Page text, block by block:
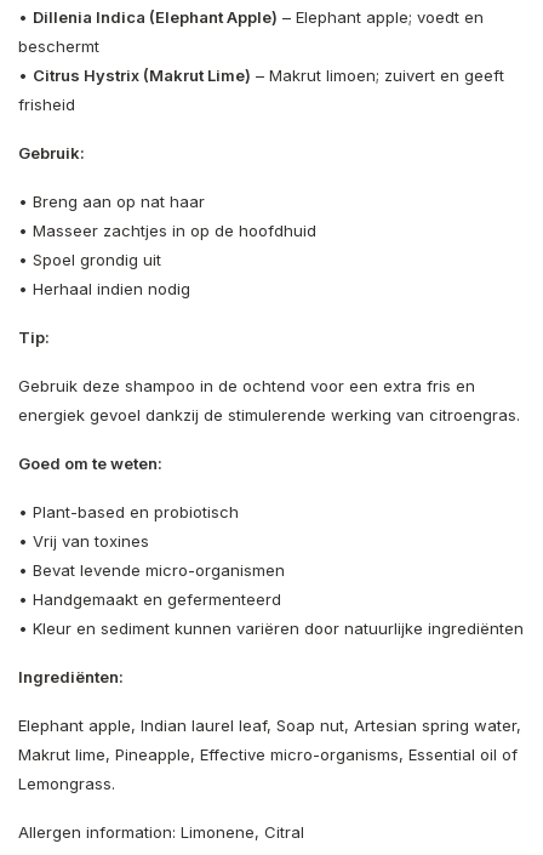
• Dillenia Indica (Elephant Apple) – Elephant apple; voedt en
beschermt
• Citrus Hystrix (Makrut Lime) – Makrut limoen; zuivert en geeft
frisheid
Gebruik:
• Breng aan op nat haar
• Masseer zachtjes in op de hoofdhuid
• Spoel grondig uit
• Herhaal indien nodig
Tip:
Gebruik deze shampoo in de ochtend voor een extra fris en
energiek gevoel dankzij de stimulerende werking van citroengras.
Goed om te weten:
• Plant-based en probiotisch
• Vrij van toxines
• Bevat levende micro-organismen
• Handgemaakt en gefermenteerd
• Kleur en sediment kunnen variëren door natuurlijke ingrediënten
Ingrediënten:
Elephant apple, Indian laurel leaf, Soap nut, Artesian spring water,
Makrut lime, Pineapple, Effective micro-organisms, Essential oil of
Lemongrass.
Allergen information: Limonene, Citral